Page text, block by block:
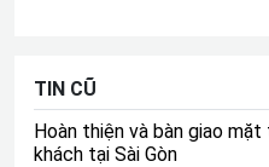
TIN CŨ
Hoàn thiện và bàn giao
khách tại Sài Gòn